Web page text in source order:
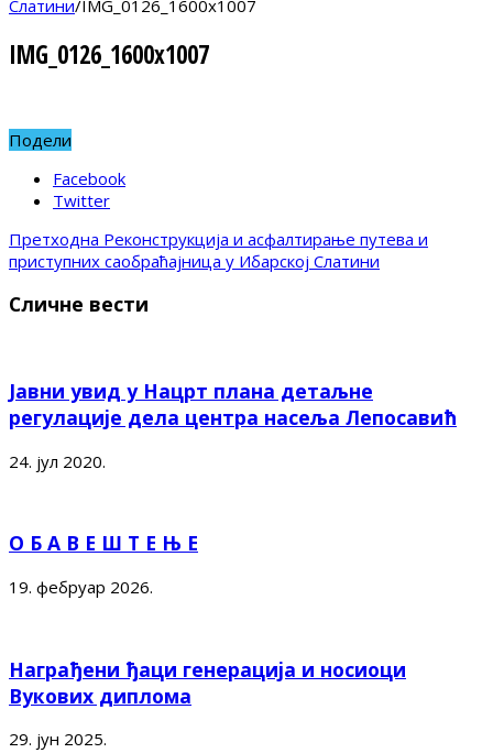
Слатини/IMG_0126_1600x1007
IMG_0126_1600x1007
Подели
Facebook
Twitter
Претходна Реконструкција и асфалтирање путева и
приступних саобраћајница у Ибарској Слатини
Сличне вести
Јавни увид у Нацрт плана детаљне
регулације дела центра насеља Лепосавић
24. јул 2020.
О Б А В Е Ш Т Е Њ Е
19. фебруар 2026.
Награђени ђаци генерација и носиоци
Вукових диплома
29. јун 2025.